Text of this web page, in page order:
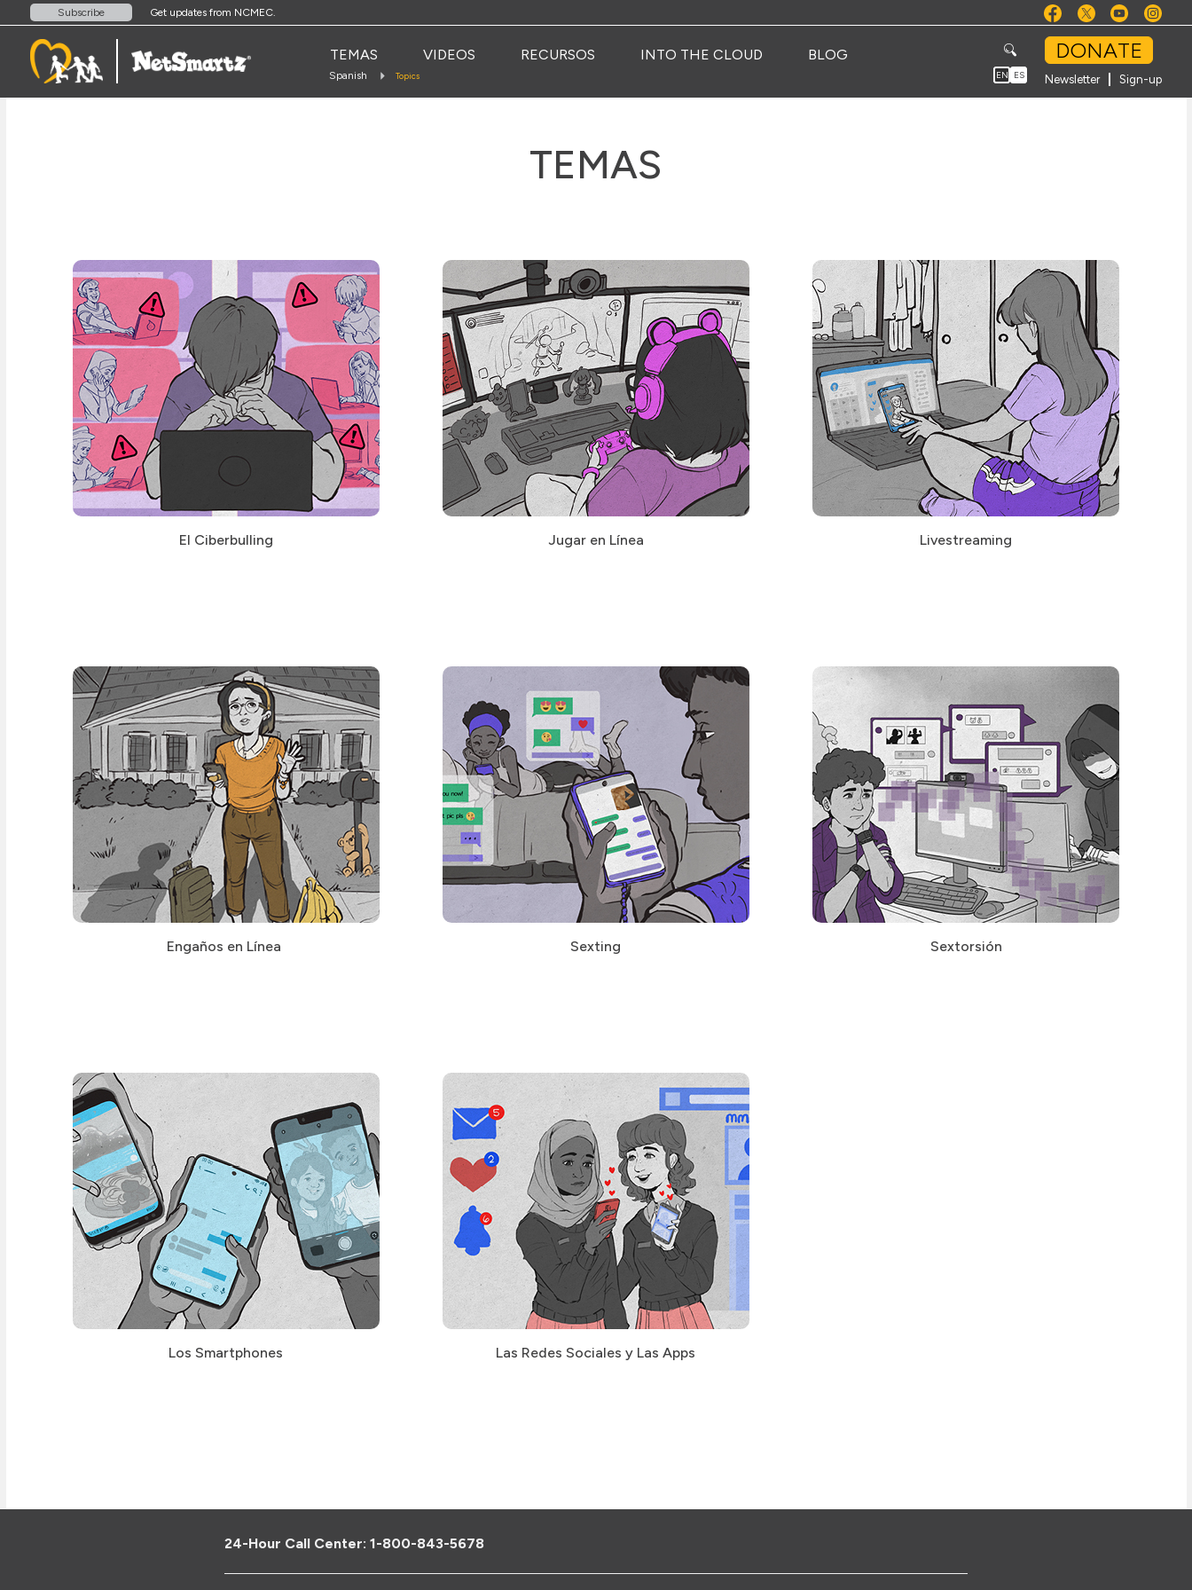
Subscribe Get updates from NCMEC.
TEMAS VIDEOS RECURSOS INTO THE CLOUD BLOG
Spanish Topics EN ES
DONATE
Newsletter Sign-up
TEMAS
El Ciberbulling Jugar en Línea Livestreaming
Engaños en Línea Sexting Sextorsión
Los Smartphones Las Redes Sociales y Las Apps
24-Hour Call Center: 1-800-843-5678